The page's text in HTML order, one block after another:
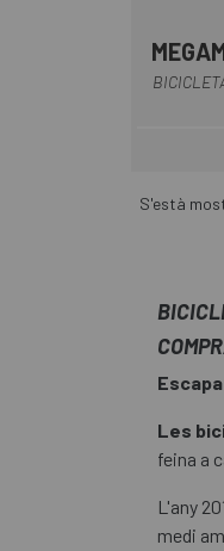
S'està
Escapa
Les
feina a
L'any
medi